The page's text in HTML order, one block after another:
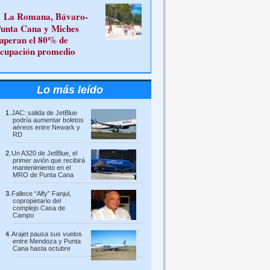
La Romana, Bávaro-
Cana y Miches
el 80% de
promedio
Lo más leído
JAC: salida de JetBlue
podría aumentar boletos
aéreos entre Newark y
RD
Un A320 de JetBlue, el
primer avión que recibirá
mantenimiento en el
MRO de Punta Cana
Fallece “Alfy” Fanjul,
copropietario del
complejo Casa de
Campo
Arajet pausa sus vuelos
entre Mendoza y Punta
Cana hasta octubre